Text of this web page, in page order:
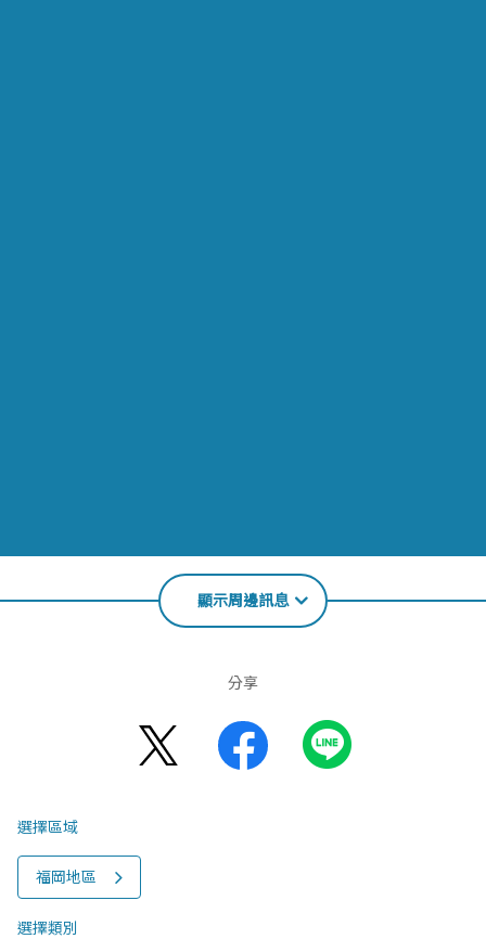
顯示周邊訊息
分享
選擇區域
福岡地區
選擇類別